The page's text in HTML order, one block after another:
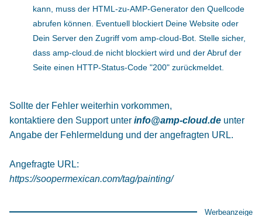
kann, muss der HTML-zu-AMP-Generator den Quellcode
abrufen können. Eventuell blockiert Deine Website oder
Dein Server den Zugriff vom amp-cloud-Bot. Stelle sicher,
dass amp-cloud.de nicht blockiert wird und der Abruf der
Seite einen HTTP-Status-Code "200" zurückmeldet.
Sollte der Fehler weiterhin vorkommen,
kontaktiere den Support unter info@amp-cloud.de unter
Angabe der Fehlermeldung und der angefragten URL.
Angefragte URL:
https://soopermexican.com/tag/painting/
Werbeanzeige